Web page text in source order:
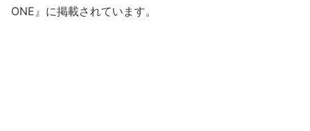
ONE』に掲載されています。